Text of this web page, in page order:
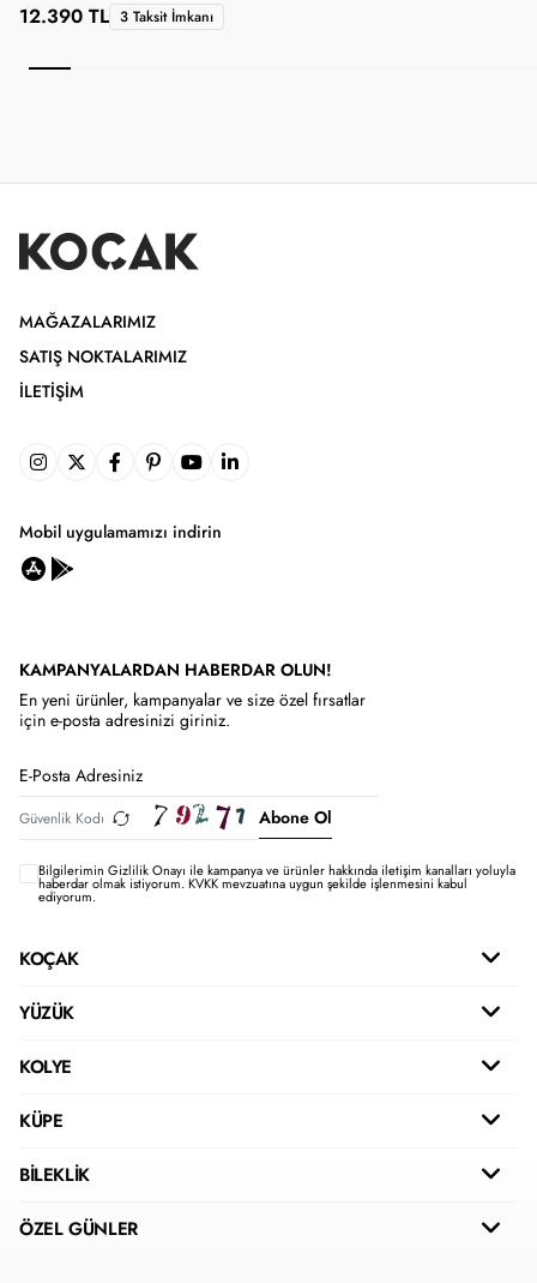
12.390 TL 3 Taksit İmkanı
MAĞAZALARIMIZ
SATIŞ NOKTALARIMIZ
İLETIŞIM
Mobil uygulamamızı indirin
KAMPANYALARDAN HABERDAR OLUN!
En yeni ürünler, kampanyalar ve size özel fırsatlar
için e-posta adresinizi giriniz.
Abone Ol
Bilgilerimin Gizlilik Onayı ile kampanya ve ürünler hakkında iletişim kanalları yoluyla
haberdar olmak istiyorum.KVKK mevzuatına uygun şekilde işlenmesini kabul
ediyorum.
KOÇAK
YÜZÜK
KOLYE
KÜPE
BİLEKLİK
ÖZEL GÜNLER